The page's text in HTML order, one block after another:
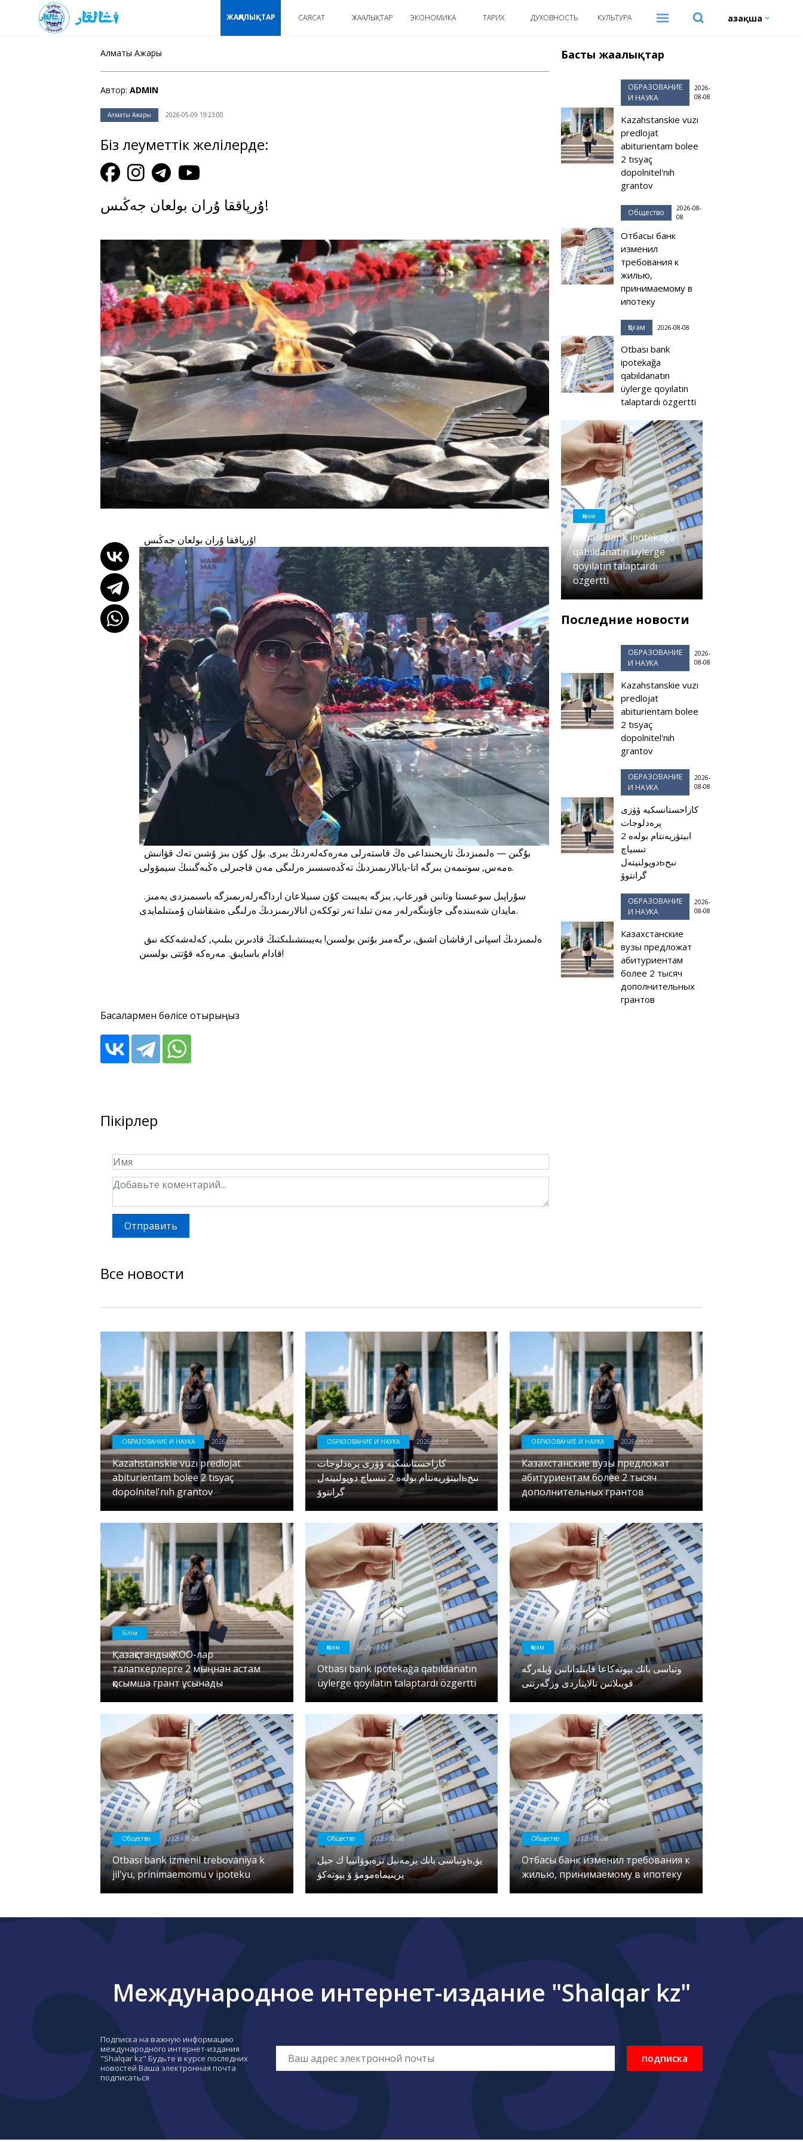
ЖАҢАЛЫҚТАР САЯСАТ ЖАҢАЛЫҚТАР ЭКОНОМИКА ТАРИХ ДУХОВНОСТЬ КУЛЬТУРА Қазақша
Алматы Ажары
Автор: ADMIN
Алматы Ажары 2026-05-09 19:23:00
Біз әлеуметтік желілерде:
ۇرپاققا ۇران بولعان جەڭىس!
ۇرپاققا ۇران بولعان جەڭىس!
ەمەس, سونىمەن بىرگە اتا-بابالارىمىزدىڭ تەڭدەسسىز ەرلىگى مەن قاجىرلى ەڭبەگىنىڭ سيمۆولى.
مايدان شەبىندەگى جاۋىنگەرلەر مەن تىلدا تەر توككەن انالارىمىزدىڭ ەرلىگى ەشقاشان ۇمىتىلمايدى.
قادام باسايىق. مەرەكە قۇتتى بولسىن!
Басқалармен бөлісе отырыңыз
Пікірлер
Отправить
Басты жаңалықтар
ОБРАЗОВАНИЕ
И НАУКА
2026-
08-08
Kazahstanskie vuzı
predlojat
abiturientam bolee
2 tısyaç
dopolnitel'nıh
grantov
Общество
2026-08-
08
Отбасы банк
изменил
требования к
жилью,
принимаемому в
ипотеку
Қоғам 2026-08-08
Otbası bank
ipotekağa
qabıldanatın
üylerge qoyılatın
talaptardı özgertti
Қоғам 2026-08-08
Otbası bank ipotekağa
qabıldanatın üylerge
qoyılatın talaptardı
özgertti
Последние новости
ОБРАЗОВАНИЕ
И НАУКА
2026-
08-08
Kazahstanskie vuzı
predlojat
abiturientam bolee
2 tısyaç
dopolnitel'nıh
grantov
ОБРАЗОВАНИЕ
И НАУКА
2026-
08-08
كازاحستانسكيە ۆۋزى
پرەدلوجات
ابيتۋريەنتام بولەە 2
تىسياچ
دوپولنيتەلьنىح
گرانتوۆ
ОБРАЗОВАНИЕ
И НАУКА
2026-
08-08
Казахстанские
вузы предложат
абитуриентам
более 2 тысяч
дополнительных
грантов
Все новости
ОБРАЗОВАНИЕ И НАУКА 2026-08-08
Kazahstanskie vuzı predlojat
abiturientam bolee 2 tısyaç
dopolnitel'nıh grantov
ОБРАЗОВАНИЕ И НАУКА 2026-08-08
كازاحستانسكيە ۆۋزى پرەدلوجات
ابيتۋريەنتام بولەە 2 تىسياچ دوپولنيتەلьنىح
گرانتوۆ
ОБРАЗОВАНИЕ И НАУКА 2026-08-08
Казахстанские вузы предложат
абитуриентам более 2 тысяч
дополнительных грантов
Білім 2026-08-08
Қазақстандық ЖОО-лар
талапкерлерге 2 мыңнан астам
қосымша грант ұсынады
Қоғам 2026-08-08
Otbası bank ipotekağa qabıldanatın
üylerge qoyılatın talaptardı özgertti
Қоғам 2026-08-08
وتباسى بانك يپوتەكاعا قابىلداناتىن ۇيلەرگە
قويىلاتىن تالاپتاردى وزگەرتتى
Общество 2026-08-08
Otbası bank izmenil trebovaniya k
jil'yu, prinimaemomu v ipoteku
Общество 2026-08-08
وتباسى بانك يزمەنيل ترەبوۆانييا ك جيلьيۋ,
پرينيماەمومۋ ۆ يپوتەكۋ
Общество 2026-08-08
Отбасы банк изменил требования к
жилью, принимаемому в ипотеку
Международное интернет-издание "Shalqar kz"
Подписка на важную информацию
международного интернет-издания
"Shalqar kz" Будьте в курсе последних
новостей Ваша электронная почта
подписаться
подписка